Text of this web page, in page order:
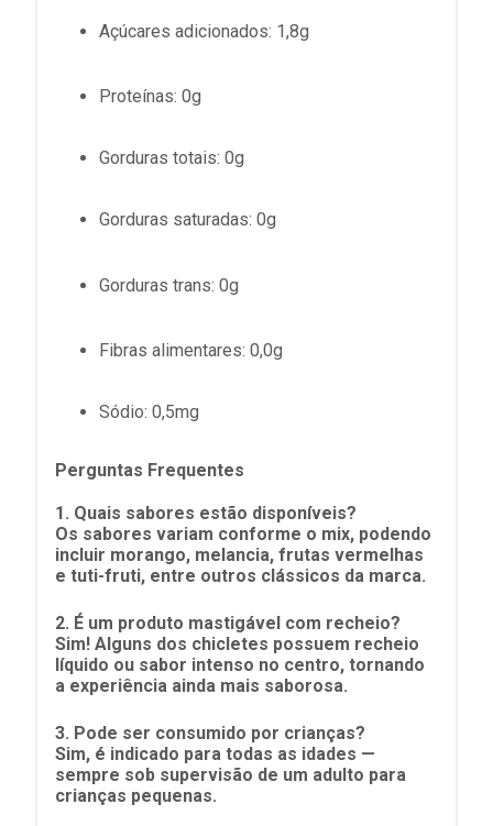
Açúcares adicionados: 1,8g
Proteínas: 0g
Gorduras totais: 0g
Gorduras saturadas: 0g
Gorduras trans: 0g
Fibras alimentares: 0,0g
Sódio: 0,5mg
Perguntas Frequentes
1. Quais sabores estão disponíveis?
Os sabores variam conforme o mix, podendo
incluir morango, melancia, frutas vermelhas
e tuti-fruti, entre outros clássicos da marca.
2. É um produto mastigável com recheio?
Sim! Alguns dos chicletes possuem recheio
líquido ou sabor intenso no centro, tornando
a experiência ainda mais saborosa.
3. Pode ser consumido por crianças?
Sim, é indicado para todas as idades —
sempre sob supervisão de um adulto para
crianças pequenas.